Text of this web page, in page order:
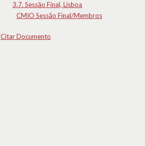
3.7. Sessão Final, Lisboa
CMIO Sessão Final/Membros
Citar Documento